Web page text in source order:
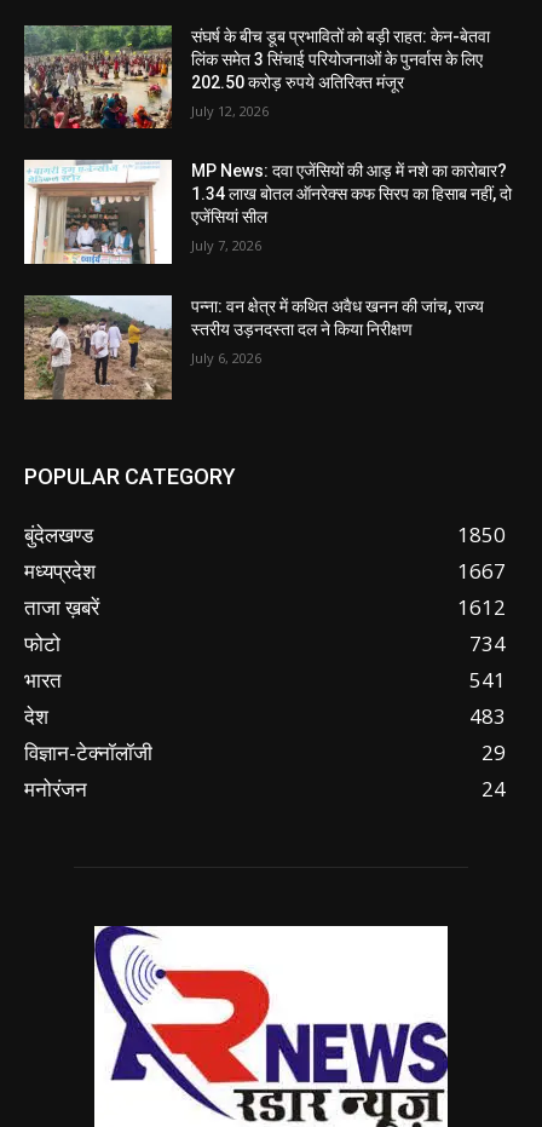
संघर्ष के बीच डूब प्रभावितों को बड़ी राहत: केन-बेतवा
लिंक समेत 3 सिंचाई परियोजनाओं के पुनर्वास के लिए
202.50 करोड़ रुपये अतिरिक्त मंजूर
July 12, 2026
MP News: दवा एजेंसियों की आड़ में नशे का कारोबार?
1.34 लाख बोतल ऑनरेक्स कफ सिरप का हिसाब नहीं, दो
एजेंसियां सील
July 7, 2026
पन्ना: वन क्षेत्र में कथित अवैध खनन की जांच, राज्य
स्तरीय उड़नदस्ता दल ने किया निरीक्षण
July 6, 2026
POPULAR CATEGORY
बुंदेलखण्ड
1850
मध्यप्रदेश
1667
ताजा ख़बरें
1612
फोटो
734
भारत
541
देश
483
विज्ञान-टेक्नॉलॉजी
29
मनोरंजन
24